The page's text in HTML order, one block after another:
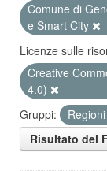
Comune di
e Smart City
Licenze sulle
Creative
4.0)
Gruppi:
Risultato del